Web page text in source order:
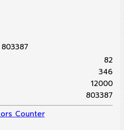
803387
82
346
12000
803387
Counter